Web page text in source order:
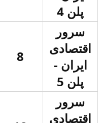
پلن 4
سرور
اقتصادی
ایران -
پلن 5
8
سرور
اقتصادی